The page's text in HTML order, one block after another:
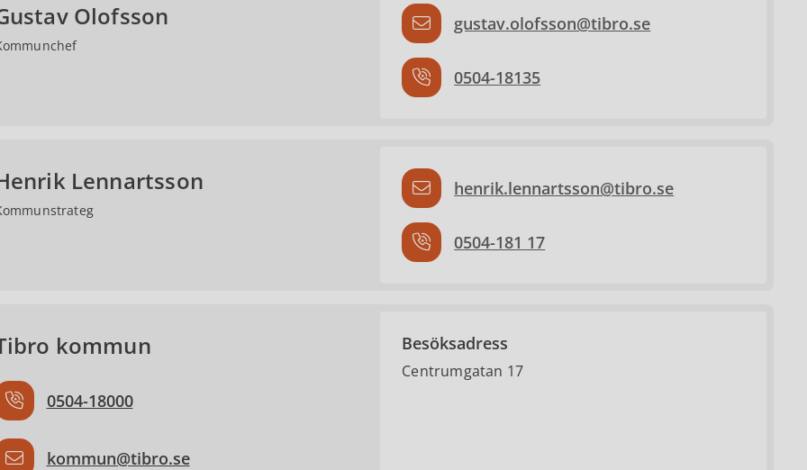
Olofsson gustav.olofsson@tibro.se
0504-18135
Lennartsson henrik.lennartsson@tibro.se
0504-181 17
kommun
0504-18000
kommun@tibro.se
Besöksadress
Centrumgatan 17